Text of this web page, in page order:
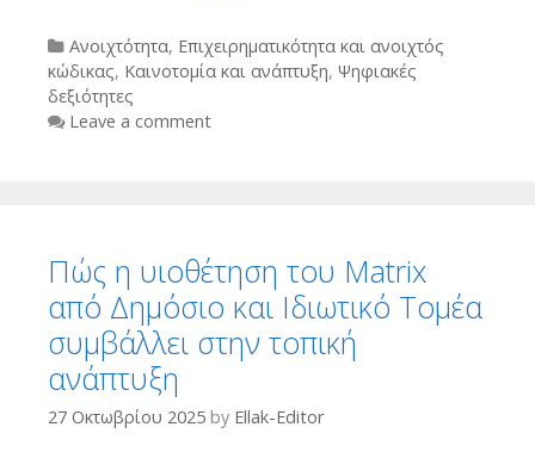
Categories
Ανοιχτότητα, Επιχειρηματικότητα και ανοιχτός
κώδικας, Καινοτομία και ανάπτυξη, Ψηφιακές
δεξιότητες
Leave a comment
Πώς η υιοθέτηση του Matrix
από Δημόσιο και Ιδιωτικό Τομέα
συμβάλλει στην τοπική
ανάπτυξη
27 Οκτωβρίου 2025 by Ellak-Editor